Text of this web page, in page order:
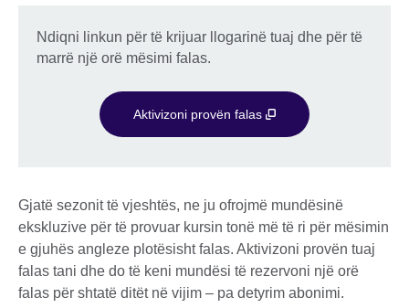
Ndiqni linkun për të krijuar llogarinë tuaj dhe për të
marrë një orë mësimi falas.
Aktivizoni provën falas
Gjatë sezonit të vjeshtës, ne ju ofrojmë mundësinë
ekskluzive për të provuar kursin tonë më të ri për mësimin
e gjuhës angleze plotësisht falas. Aktivizoni provën tuaj
falas tani dhe do të keni mundësi të rezervoni një orë
falas për shtatë ditët në vijim – pa detyrim abonimi.